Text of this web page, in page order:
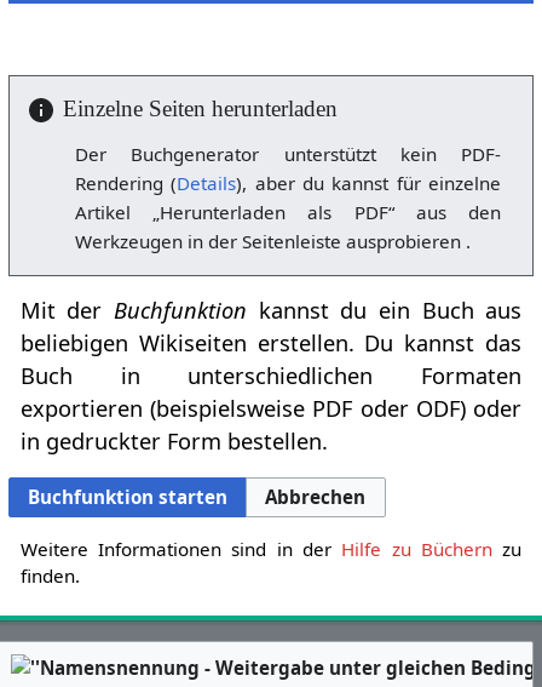
Einzelne Seiten herunterladen
Der Buchgenerator unterstützt kein PDF-
Rendering (Details), aber du kannst für einzelne
Artikel „Herunterladen als PDF“ aus den
Werkzeugen in der Seitenleiste ausprobieren .
Mit derBuchfunktion kannst du ein Buch aus
beliebigen Wikiseiten erstellen. Du kannst das
Buch in unterschiedlichen Formaten
exportieren (beispielsweise PDF oder ODF) oder
in gedruckter Form bestellen.
Buchfunktion starten Abbrechen
Weitere Informationen sind in der Hilfe zu Büchernzu
finden.